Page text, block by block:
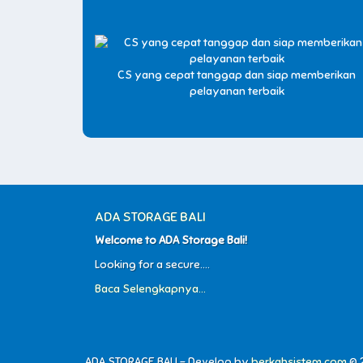
CS yang cepat tanggap dan siap memberikan
pelayanan terbaik
ADA STORAGE BALI
Welcome to ADA Storage Bali!
Looking for a secure....
Baca Selengkapnya...